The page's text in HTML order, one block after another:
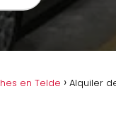
en Telde
Alquiler